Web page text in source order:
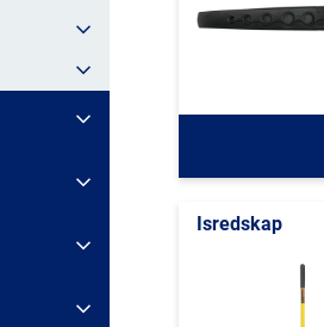
Isredskap